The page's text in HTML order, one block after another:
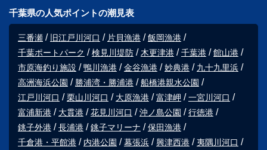
千葉県の人気ポイントの潮見表
三番瀬 旧江戸川河口 片貝漁港
飯岡漁港
千葉ポートパーク
検見川堤防 木更津港 千葉港
館山港
市原海釣り施設
鴨川漁港 金谷漁港 妙典港
九十九里浜
高洲海浜公園
勝浦湾・勝浦港
船橋港親水公園
江戸川河口
栗山川河口 大原漁港 富津岬
一宮川河口
富浦新港
大貫港 花見川河口 沖ノ島公園
行徳港
銚子外港
長浦港 銚子マリーナ
保田漁港
千倉港・平館港
内港公園 幕張浜 興津西港
夷隅川河口